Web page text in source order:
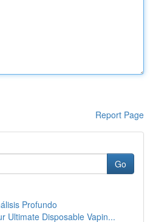
Report Page
Go
Profundo
Ultimate Disposable Vapin...